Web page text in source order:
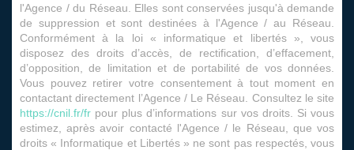
l'Agence / du Réseau. Elles sont conservées jusqu'à demande
de suppression et sont destinées à l'Agence / au Réseau.
Conformément à la loi « informatique et libertés », vous
disposez des droits d’accès, de rectification, d’effacement,
d’opposition, de limitation et de portabilité de vos données.
Vous pouvez retirer votre consentement à tout moment en
contactant directement l’Agence / Le Réseau. Consultez le site
https://cnil.fr/fr pour plus d’informations sur vos droits. Si vous
estimez, après avoir contacté l'Agence / le Réseau, que vos
droits « Informatique et Libertés » ne sont pas respectés, vous